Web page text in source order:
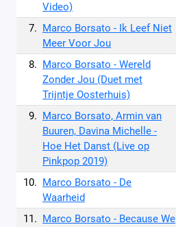
Video)
7. Marco Borsato - Ik Leef Niet
Meer Voor Jou
8. Marco Borsato - Wereld
Zonder Jou (Duet met
Trijntje Oosterhuis)
9. Marco Borsato, Armin van
Buuren, Davina Michelle -
Hoe Het Danst (Live op
Pinkpop 2019)
10. Marco Borsato - De
Waarheid
11. Marco Borsato - Because We